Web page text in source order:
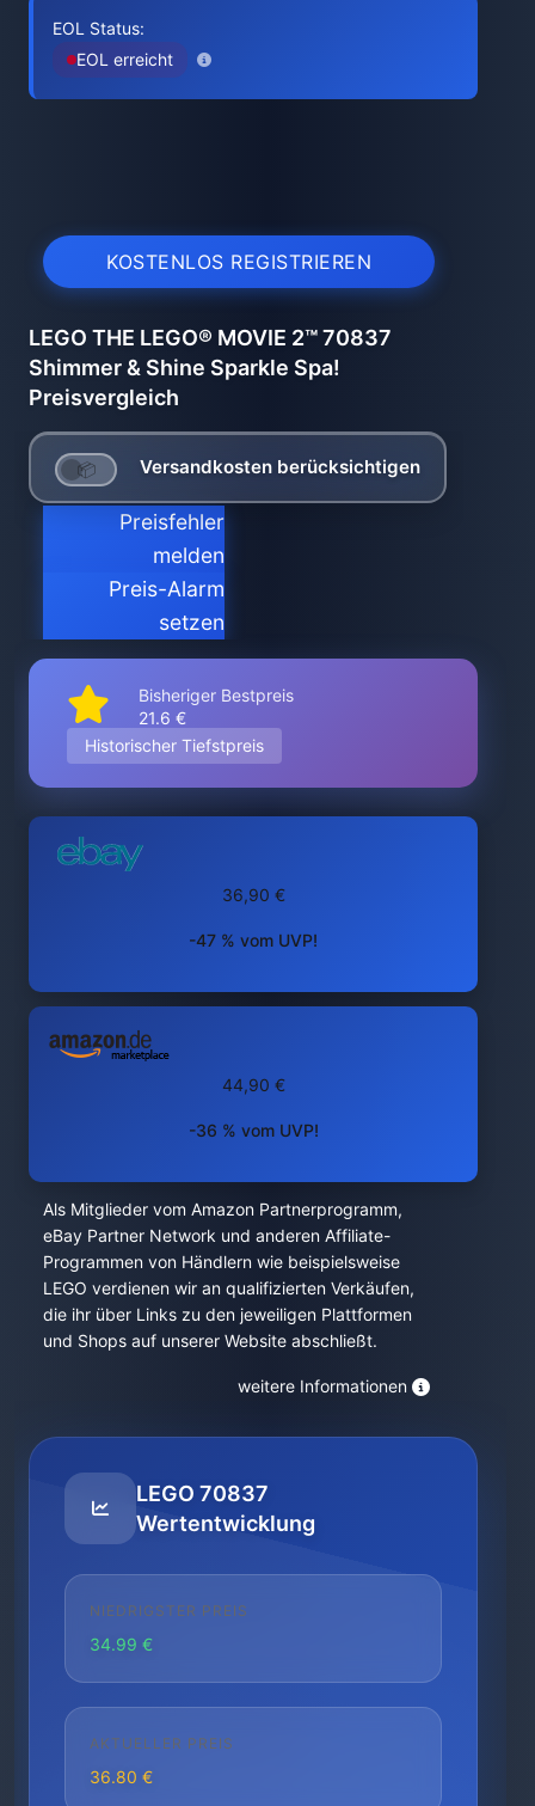
EOL Status:
EOL erreicht
KOSTENLOS REGISTRIEREN
LEGO THE LEGO® MOVIE 2™ 70837
Shimmer & Shine Sparkle Spa!
Preisvergleich
Versandkosten berücksichtigen
Preisfehler
melden
Preis-Alarm
setzen
Bisheriger Bestpreis
21.6 €
Historischer Tiefstpreis
36,90 €
-47 % vom UVP!
44,90 €
-36 % vom UVP!
Als Mitglieder vom Amazon Partnerprogramm,
eBay Partner Network und anderen Affiliate-
Programmen von Händlern wie beispielsweise
LEGO verdienen wir an qualifizierten Verkäufen,
die ihr über Links zu den jeweiligen Plattformen
und Shops auf unserer Website abschließt.
weitere Informationen
LEGO 70837
Wertentwicklung
NIEDRIGSTER PREIS
34.99 €
AKTUELLER PREIS
36.80 €